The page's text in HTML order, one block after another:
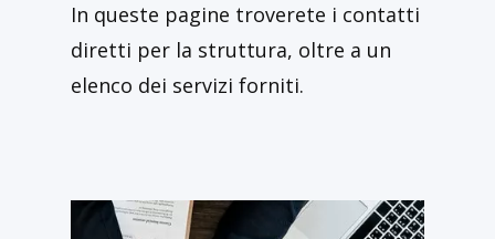
In queste pagine troverete i contatti
diretti per la struttura, oltre a un
elenco dei servizi forniti.